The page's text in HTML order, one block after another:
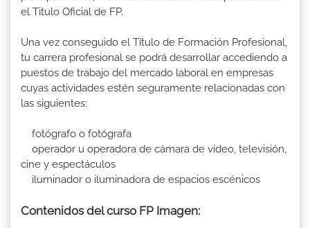
el Titulo Oficial de FP.
Una vez conseguido el Título de Formación Profesional,
tu carrera profesional se podrá desarrollar accediendo a
puestos de trabajo del mercado laboral en empresas
cuyas actividades estén seguramente relacionadas con
las siguientes:
fotógrafo o fotógrafa
operador u operadora de cámara de vídeo, televisión,
cine y espectáculos
iluminador o iluminadora de espacios escénicos
Contenidos del curso FP Imagen: